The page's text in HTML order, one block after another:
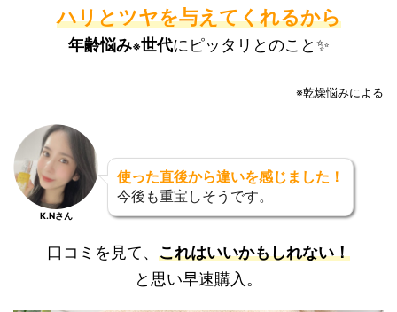
ハリとツヤを与えてくれるから
年齢悩み※世代にピッタリとのこと✨
※乾燥悩みによる
K.Nさん
使った直後から違いを感じました！
今後も重宝しそうです。
口コミを見て、 これはいいかもしれない！
と思い早速購入。